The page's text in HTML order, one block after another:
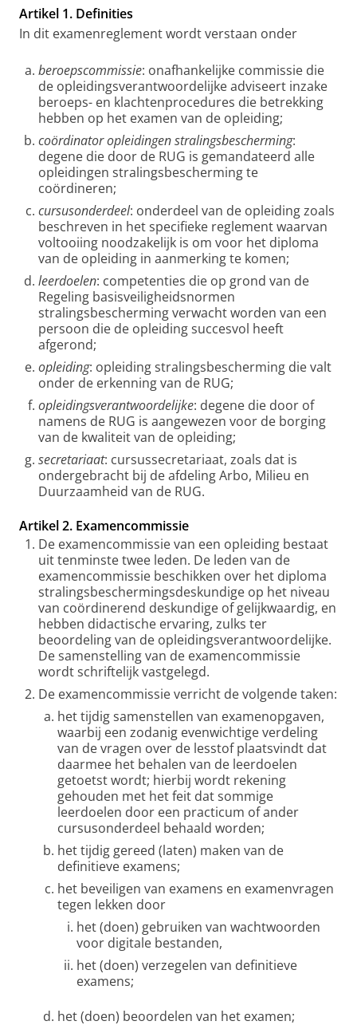
Artikel 1. Definities
In dit examenreglement wordt verstaan onder
beroepscommissie: onafhankelijke commissie die
de opleidingsverantwoordelijke adviseert inzake
beroeps- en klachtenprocedures die betrekking
hebben op het examen van de opleiding;
coördinator opleidingen stralingsbescherming:
degene die door de RUG is gemandateerd alle
opleidingen stralingsbescherming te
coördineren;
cursusonderdeel: onderdeel van de opleiding zoals
beschreven in het specifieke reglement waarvan
voltooiing noodzakelijk is om voor het diploma
van de opleiding in aanmerking te komen;
leerdoelen: competenties die op grond van de
Regeling basisveiligheidsnormen
stralingsbescherming verwacht worden van een
persoon die de opleiding succesvol heeft
afgerond;
opleiding: opleiding stralingsbescherming die valt
onder de erkenning van de RUG;
opleidingsverantwoordelijke: degene die door of
namens de RUG is aangewezen voor de borging
van de kwaliteit van de opleiding;
secretariaat: cursussecretariaat, zoals dat is
ondergebracht bij de afdeling Arbo, Milieu en
Duurzaamheid van de RUG.
Artikel 2. Examencommissie
De examencommissie van een opleiding bestaat
uit tenminste twee leden. De leden van de
examencommissie beschikken over het diploma
stralingsbeschermingsdeskundige op het niveau
van coördinerend deskundige of gelijkwaardig, en
hebben didactische ervaring, zulks ter
beoordeling van de opleidingsverantwoordelijke.
De samenstelling van de examencommissie
wordt schriftelijk vastgelegd.
De examencommissie verricht de volgende taken:
het tijdig samenstellen van examenopgaven,
waarbij een zodanig evenwichtige verdeling
van de vragen over de lesstof plaatsvindt dat
daarmee het behalen van de leerdoelen
getoetst wordt; hierbij wordt rekening
gehouden met het feit dat sommige
leerdoelen door een practicum of ander
cursusonderdeel behaald worden;
het tijdig gereed (laten) maken van de
definitieve examens;
het beveiligen van examens en examenvragen
tegen lekken door
het (doen) gebruiken van wachtwoorden
voor digitale bestanden,
het (doen) verzegelen van definitieve
examens;
het (doen) beoordelen van het examen;